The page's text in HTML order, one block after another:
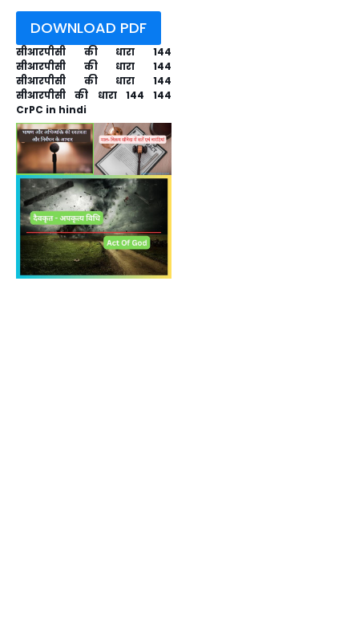
DOWNLOAD PDF
सीआरपीसी की धारा 144
सीआरपीसी की धारा 144
सीआरपीसी की धारा 144
सीआरपीसी की धारा 144 144
CrPC in hindi